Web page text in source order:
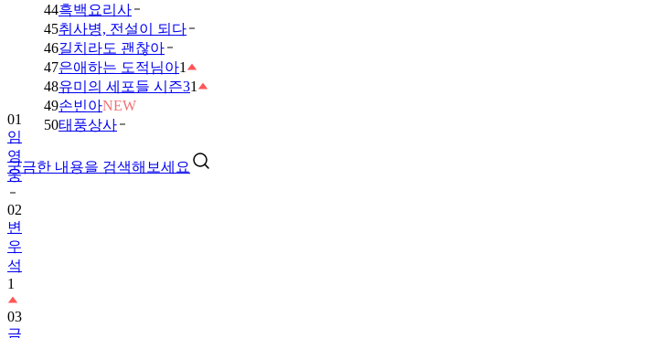
44흑백요리사
45취사병, 전설이 되다
46길치라도 괜찮아
47은애하는 도적님아1
48유미의 세포들 시즌31
49손빈아NEW
50태풍상사
궁금한 내용을 검색해보세요
01
임
영
웅
02
변
우
석
1
03
금